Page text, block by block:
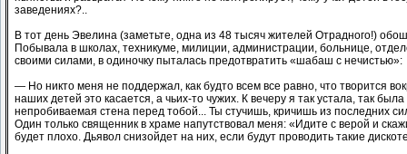
заведениях?..
В тот день Эвелина (заметьте, одна из 48 тысяч жителей Отрадного!)
Побывала в школах, техникуме, милиции, администрации, больнице,
своими силами, в одиночку пыталась предотвратить «шабаш с нечистью»:
— Но никто меня не поддержал, как будто всем все равно, что творится
наших детей это касается, а чьих-то чужих. К вечеру я так устала, так
непробиваемая стена перед тобой... Ты стучишь, кричишь из последних
Один только священник в храме напутствовал меня: «Идите с верой и
будет плохо. Дьявол снизойдет на них, если будут проводить такие